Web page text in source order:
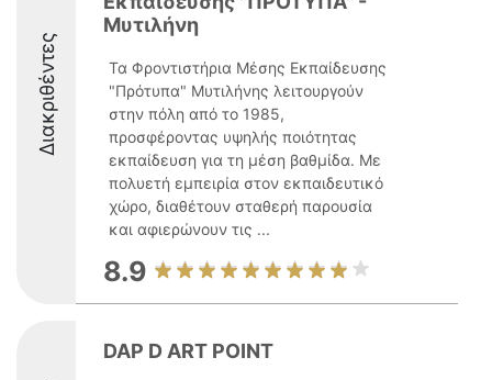
Διακριθέντες
Μυτιλήνη
Τα Φροντιστήρια Μέσης Εκπαίδευσης
"Πρότυπα" Μυτιλήνης λειτουργούν
στην πόλη από το 1985,
προσφέροντας υψηλής ποιότητας
εκπαίδευση για τη μέση βαθμίδα. Με
πολυετή εμπειρία στον εκπαιδευτικό
χώρο, διαθέτουν σταθερή παρουσία
και αφιερώνουν τις ...
8.9
DAP D ART POINT